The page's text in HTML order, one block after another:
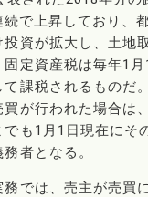
で上昇しており、
資が拡大し、土地
固定資産税は毎年1
課税されるものだ
が行われた場合は
でも1月1日現在にそ
者となる。
では、売主が売買